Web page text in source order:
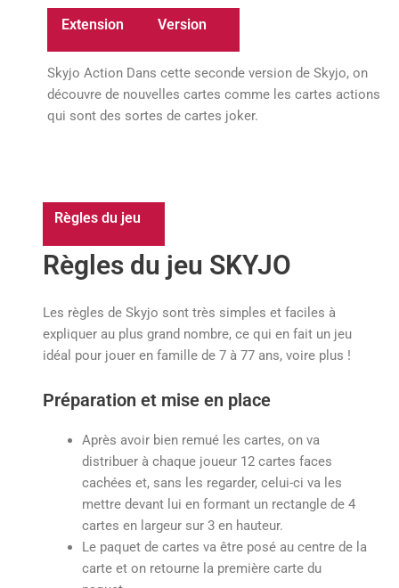
Extension Version
Skyjo Action Dans cette seconde version de Skyjo, on
découvre de nouvelles cartes comme les cartes actions
qui sont des sortes de cartes joker.
Règles du jeu
Règles du jeu SKYJO
Les règles de Skyjo sont très simples et faciles à
expliquer au plus grand nombre, ce qui en fait un jeu
idéal pour jouer en famille de 7 à 77 ans, voire plus !
Préparation et mise en place
Après avoir bien remué les cartes, on va
distribuer à chaque joueur 12 cartes faces
cachées et, sans les regarder, celui-ci va les
mettre devant lui en formant un rectangle de 4
cartes en largeur sur 3 en hauteur.
Le paquet de cartes va être posé au centre de la
carte et on retourne la première carte du